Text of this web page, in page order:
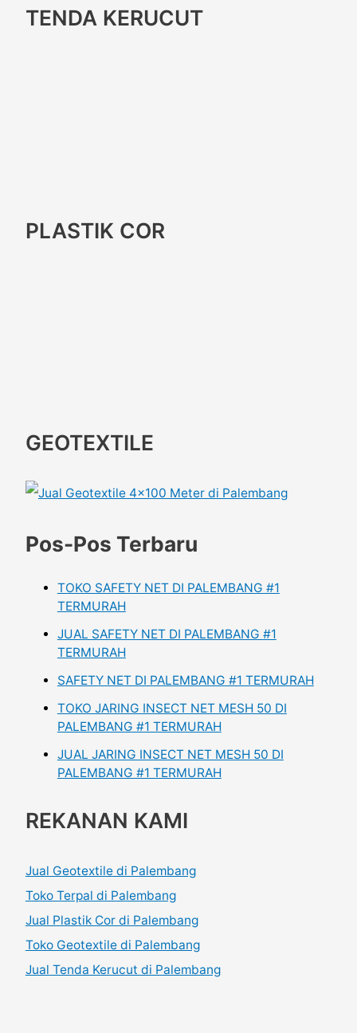
TENDA KERUCUT
PLASTIK COR
GEOTEXTILE
Pos-Pos Terbaru
TOKO SAFETY NET DI PALEMBANG #1
TERMURAH
JUAL SAFETY NET DI PALEMBANG #1
TERMURAH
SAFETY NET DI PALEMBANG #1 TERMURAH
TOKO JARING INSECT NET MESH 50 DI
PALEMBANG #1 TERMURAH
JUAL JARING INSECT NET MESH 50 DI
PALEMBANG #1 TERMURAH
REKANAN KAMI
Jual Geotextile di Palembang
Toko Terpal di Palembang
Jual Plastik Cor di Palembang
Toko Geotextile di Palembang
Jual Tenda Kerucut di Palembang